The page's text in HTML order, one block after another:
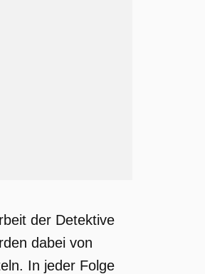
der Detektive
dabei von
In jeder Folge